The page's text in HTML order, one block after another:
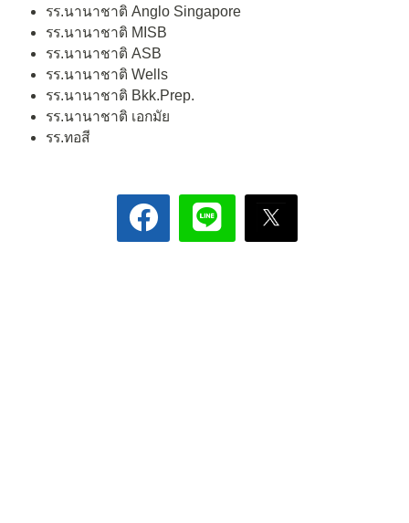
รร.นานาชาติ Anglo Singapore
รร.นานาชาติ MISB
รร.นานาชาติ ASB
รร.นานาชาติ Wells
รร.นานาชาติ Bkk.Prep.
รร.นานาชาติ เอกมัย
รร.ทอสี